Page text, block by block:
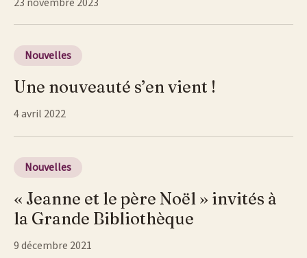
Nouvelles
Une nouveauté s’en vient !
4 avril 2022
Nouvelles
« Jeanne et le père Noël » invités à
la Grande Bibliothèque
9 décembre 2021